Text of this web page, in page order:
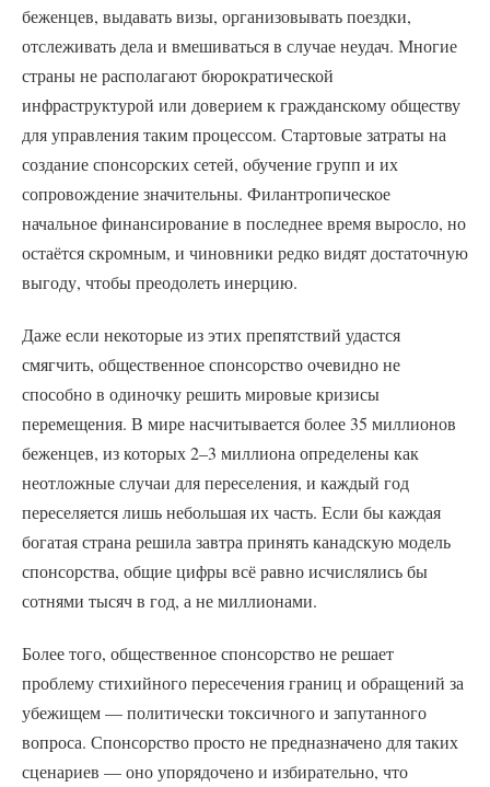
беженцев, выдавать визы, организовывать поездки,
отслеживать дела и вмешиваться в случае неудач. Многие
страны не располагают бюрократической
инфраструктурой или доверием к гражданскому обществу
для управления таким процессом. Стартовые затраты на
создание спонсорских сетей, обучение групп и их
сопровождение значительны. Филантропическое
начальное финансирование в последнее время выросло, но
остаётся скромным, и чиновники редко видят достаточную
выгоду, чтобы преодолеть инерцию.
Даже если некоторые из этих препятствий удастся
смягчить, общественное спонсорство очевидно не
способно в одиночку решить мировые кризисы
перемещения. В мире насчитывается более 35 миллионов
беженцев, из которых 2–3 миллиона определены как
неотложные случаи для переселения, и каждый год
переселяется лишь небольшая их часть. Если бы каждая
богатая страна решила завтра принять канадскую модель
спонсорства, общие цифры всё равно исчислялись бы
сотнями тысяч в год, а не миллионами.
Более того, общественное спонсорство не решает
проблему стихийного пересечения границ и обращений за
убежищем — политически токсичного и запутанного
вопроса. Спонсорство просто не предназначено для таких
сценариев — оно упорядочено и избирательно, что